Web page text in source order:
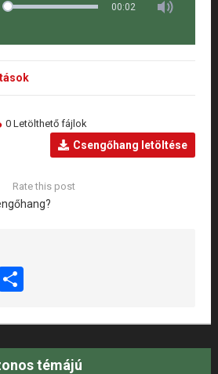
00:02
0 Letölthető fájlok
Csengőhang letöltése
Rate this post
Share
témájú